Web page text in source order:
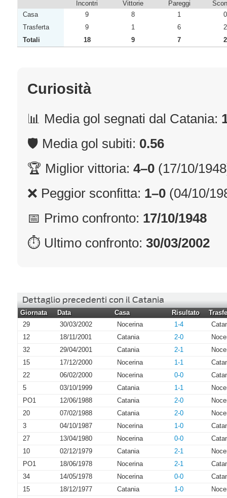
Incontri Vittorie Pareggi
Casa
9 8 1
0
Trasferta
9 1 6
2
Totali
18 9 7 2
Curiosità
📊 Media gol segnati dal Catania:
🛡 Media gol subiti: 0.56
🏆 Miglior vittoria: 4–0 (17/10/
❌ Peggior sconfitta: 1–0 (04/10/
📅 Primo confronto: 17/10/1948
⏱ Ultimo confronto: 30/03/2002
Dettaglio precedenti con il Catania
Giornata Data Casa Risultato
29
30/03/2002 Nocerina 1-4
12
18/11/2001 Catania 2-0
32
29/04/2001 Catania 2-1
15
17/12/2000 Nocerina 1-1
22
06/02/2000 Nocerina 0-0
5
03/10/1999 Catania 1-1
PO1
12/06/1988 Catania 2-0
20
07/02/1988 Catania 2-0
3
04/10/1987 Nocerina 1-0
27
13/04/1980 Nocerina 0-0
10
02/12/1979 Catania 2-1
PO1
18/06/1978 Nocerina 2-1
34
14/05/1978 Nocerina 0-0
15
18/12/1977 Catania 1-0